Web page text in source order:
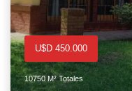
U$D 450.000
10750 M² Totales